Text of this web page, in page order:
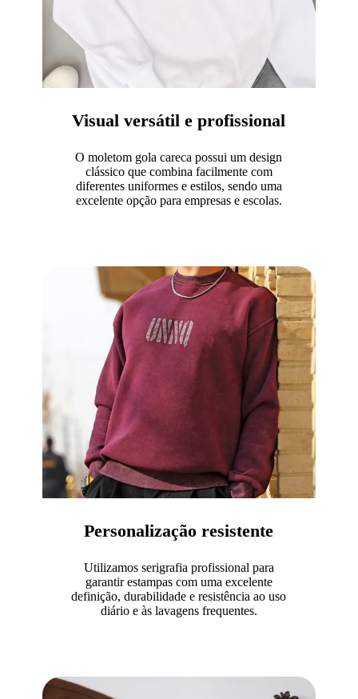
Visual versátil e profissional
O moletom gola careca possui um design
clássico que combina facilmente com
diferentes uniformes e estilos, sendo uma
excelente opção para empresas e escolas.
Personalização resistente
Utilizamos serigrafia profissional para
garantir estampas com uma excelente
definição, durabilidade e resistência ao uso
diário e às lavagens frequentes.